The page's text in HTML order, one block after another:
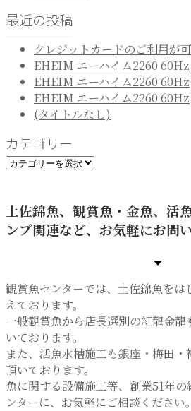
最近の投稿
クレジットカードのご利用が
EHEIM エーハイム2260 60Hz
EHEIM エーハイム2260 60Hz
EHEIM エーハイム2260 60Hz
(タイトルなし)
カテゴリー
カ
リ
ー
土佐錦魚、観賞魚・金魚、活
ンプ関連など、お気軽にお問
観賞魚センターでは、土佐錦魚を
えております。
一般観賞魚から店長選別の紅龍金
いております。
また、活魚水槽施工も銀座・梅田
頂いております。
魚に関する設備施工等、創業51年
ンターに、お気軽にご相談ください。